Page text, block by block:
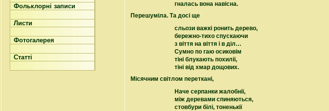
Фольклорні записи
Листи
Фотогалерея
Статті
гналась вона навісна.
Перешуміла. Та досі ще
сльози важкі ронить дерево,
бережно-тихо спускаючи
з віття на віття і в діл…
Сумно по гаю осиковім
тіні блукають похилії,
тіні від хмар дощових.
Місячним світлом переткані,
Наче серпанки жалобнії,
між деревами спиняються,
стовбури білі, тоненькії